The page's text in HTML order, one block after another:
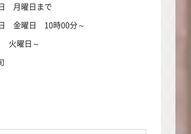
曜日まで
金曜日 10時00分～
曜日～